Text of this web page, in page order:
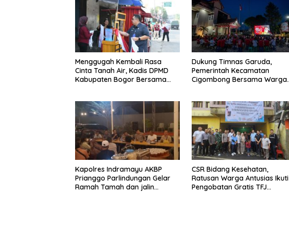
Menggugah Kembali Rasa
Cinta Tanah Air, Kadis DPMD
Kabupaten Bogor Bersama
Masyarakat Dan Pengguna
Jalan.
Dukung Timnas Garuda,
Pemerintah Kecamatan
Cigombong Bersama Warga
Kapolres Indramayu AKBP
Prianggo Parlindungan Gelar
Ramah Tamah dan jalin
CSR Bidang Kesehatan,
Ratusan Warga Antusias Ikuti
Pengobatan Gratis TFJ